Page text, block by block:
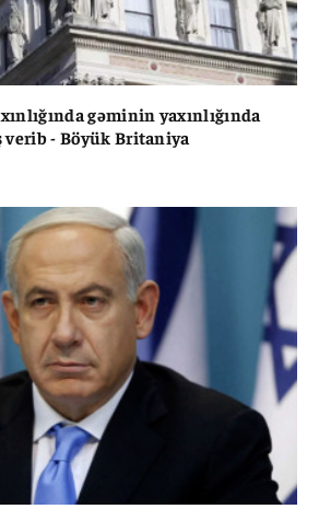
gəminin yaxınlığında
verib - Böyük Britaniya